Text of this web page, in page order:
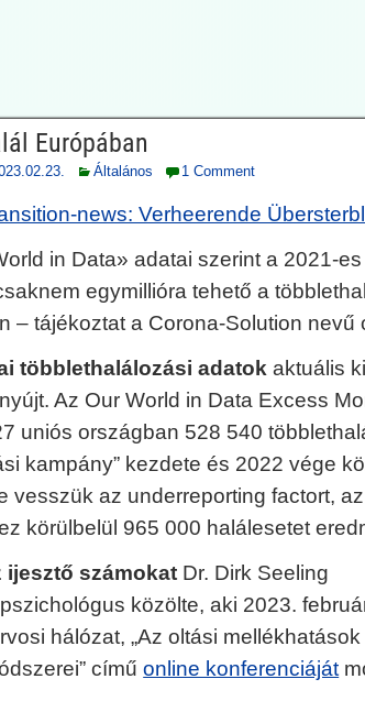
Európában
Általános 1 Comment
news: Verheerende
in Data» adatai szerint a 2021-
egymillióra tehető a
– tájékoztat a Corona-Solution nevű
többlethalálozási adatok aktuális
Az Our World in Data Excess
uniós országban 528 540
kampány” kezdete és 2022 vége
vesszük az underreporting factort,
körülbelül 965 000 halálesetet
ijesztő számokat Dr. Dirk Seeling
közölte, aki 2023.
hálózat, „Az oltási
címűonline konferenciáját